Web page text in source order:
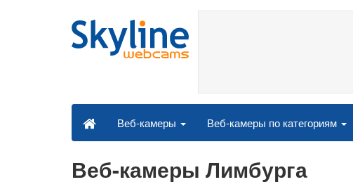
Веб-камеры Веб-камеры по категориям
Веб-камеры Лимбурга